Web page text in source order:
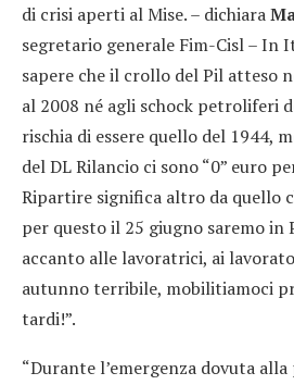
di crisi aperti al Mise. – dichiara
segretario generale Fim-Cisl – In
sapere che il crollo del Pil atteso
al 2008 né agli schock petroliferi
rischia di essere quello del 1944,
del DL Rilancio ci sono “0” euro
Ripartire significa altro da quello
per questo il 25 giugno saremo in
accanto alle lavoratrici, ai
autunno terribile, mobilitiamoci
tardi!”.
“Durante l’emergenza dovuta